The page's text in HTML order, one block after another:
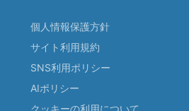
個人情報保護方針
サイト利用規約
SNS利用ポリシー
AIポリシー
クッキーの利用について